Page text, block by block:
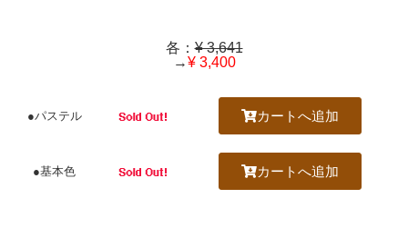
各：¥ 3,641
→¥ 3,400
●パステル カートへ追加
●基本色 カートへ追加